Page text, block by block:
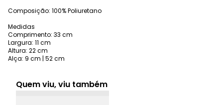
Composição: 100% Poliuretano
Medidas
Comprimento: 33 cm
Largura: 11 cm
Altura: 22 cm
Alça: 9 cm | 52 cm
Quem viu, viu também